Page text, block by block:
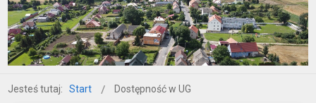
Jesteś tutaj: Start Dostępność w UG